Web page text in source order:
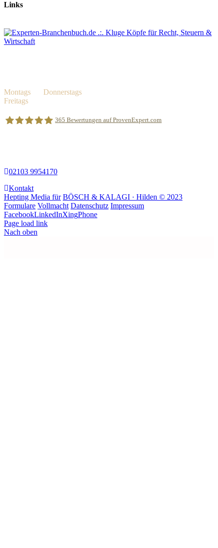
Links
Montags
Donnerstags
Freitags
365 Bewertungen auf ProvenExpert.com
02103 9954170
Kontakt
Hepting Media für BÖSCH & KALAGI · Hilden © 2023
Formulare Vollmacht Datenschutz Impressum
FacebookLinkedInXingPhone
Page load link
Nach oben